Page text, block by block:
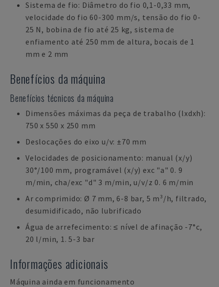
Sistema de fio: Diâmetro do fio 0,1-0,33 mm,
velocidade do fio 60-300 mm/s, tensão do fio 0-
25 N, bobina de fio até 25 kg, sistema de
enfiamento até 250 mm de altura, bocais de 1
mm e 2 mm
Benefícios da máquina
Benefícios técnicos da máquina
Dimensões máximas da peça de trabalho (lxdxh):
750 x 550 x 250 mm
Deslocações do eixo u/v: ±70 mm
Velocidades de posicionamento: manual (x/y)
30°/100 mm, programável (x/y) exc "a" 0. 9
m/min, cha/exc "d" 3 m/min, u/v/z 0. 6 m/min
Ar comprimido: Ø 7 mm, 6-8 bar, 5 m³/h, filtrado,
desumidificado, não lubrificado
Água de arrefecimento: ≤ nível de afinação -7°c,
20 l/min, 1. 5-3 bar
Informações adicionais
Máquina ainda em funcionamento